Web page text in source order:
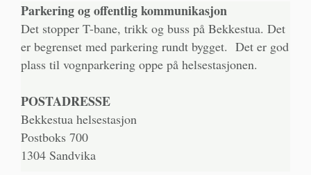
Parkering og offentlig kommunikasjon
Det stopper T-bane, trikk og buss på Bekkestua. Det
er begrenset med parkering rundt bygget. Det er god
plass til vognparkering oppe på helsestasjonen.
POSTADRESSE
Bekkestua helsestasjon
Postboks 700
1304 Sandvika